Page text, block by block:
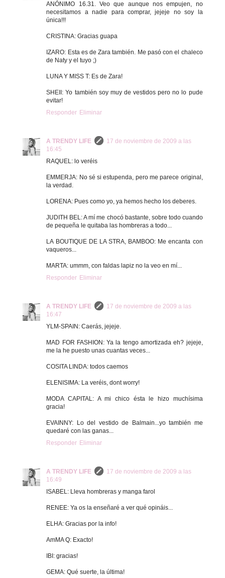
ANÓNIMO 16.31. Veo que aunque nos empujen, no
necesitamos a nadie para comprar, jejeje no soy la
única!!!
CRISTINA: Gracias guapa
IZARO: Esta es de Zara también. Me pasó con el chaleco
de Naty y el tuyo ;)
LUNA Y MISS T: Es de Zara!
SHEII: Yo también soy muy de vestidos pero no lo pude
evitar!
Responder Eliminar
A TRENDY LIFE
17 de noviembre de 2009 a las
16:45
RAQUEL: lo veréis
EMMERJA: No sé si estupenda, pero me parece original,
la verdad.
LORENA: Pues como yo, ya hemos hecho los deberes.
JUDITH BEL: A mí me chocó bastante, sobre todo cuando
de pequeña le quitaba las hombreras a todo...
LA BOUTIQUE DE LA STRA, BAMBOO: Me encanta con
vaqueros...
MARTA: ummm, con faldas lapiz no la veo en mí...
Responder Eliminar
A TRENDY LIFE
17 de noviembre de 2009 a las
16:47
YLM-SPAIN: Caerás, jejeje.
MAD FOR FASHION: Ya la tengo amortizada eh? jejeje,
me la he puesto unas cuantas veces...
COSITA LINDA: todos caemos
ELENISIMA: La veréis, dont worry!
MODA CAPITAL: A mi chico ésta le hizo muchísima
gracia!
EVAINNY: Lo del vestido de Balmain...yo también me
quedaré con las ganas...
Responder Eliminar
A TRENDY LIFE
17 de noviembre de 2009 a las
16:49
ISABEL: Lleva hombreras y manga farol
RENEE: Ya os la enseñaré a ver qué opináis...
ELHA: Gracias por la info!
AmMA Q: Exacto!
IBI: gracias!
GEMA: Qué suerte, la última!